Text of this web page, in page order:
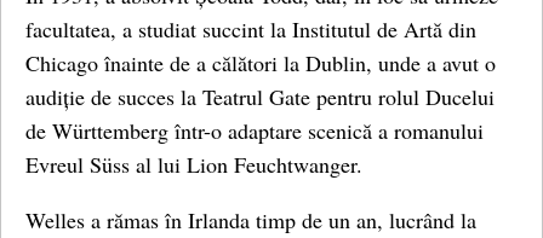
facultatea, a studiat succint la Institutul de Artă din
Chicago înainte de a călători la Dublin, unde a avut o
audiție de succes la Teatrul Gate pentru rolul Ducelui
de Württemberg într-o adaptare scenică a romanului
Evreul Süss al lui Lion Feuchtwanger.
Welles a rămas în Irlanda timp de un an, lucrând la